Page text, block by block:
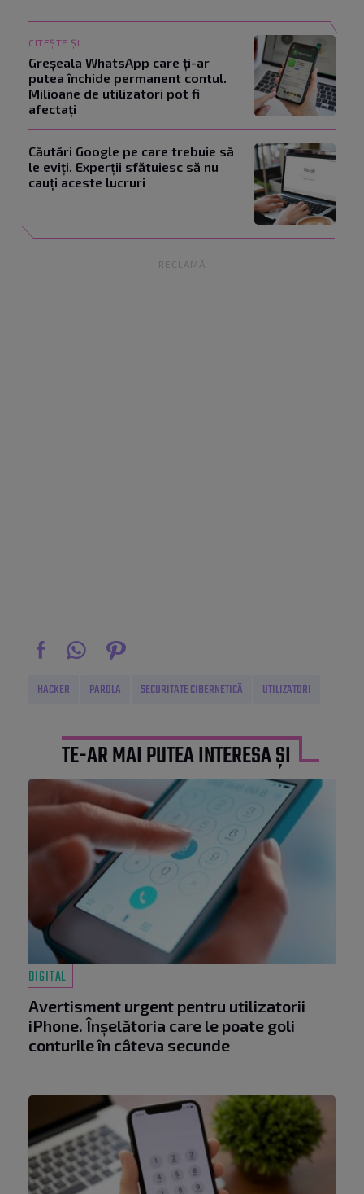
CITEȘTE ȘI
Greșeala WhatsApp care ți-ar
putea închide permanent contul.
Milioane de utilizatori pot fi
afectați
Căutări Google pe care trebuie să
le eviți. Experții sfătuiesc să nu
cauți aceste lucruri
RECLAMĂ
HACKER PAROLA SECURITATE CIBERNETICĂ UTILIZATORI
TE-AR MAI PUTEA INTERESA ȘI
DIGITAL
Avertisment urgent pentru utilizatorii
iPhone. Înșelătoria care le poate goli
conturile în câteva secunde